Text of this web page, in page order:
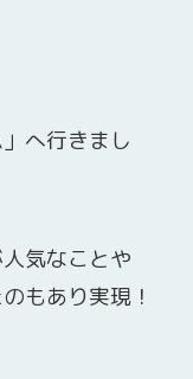
へ行きまし
気なことや
もあり実現！